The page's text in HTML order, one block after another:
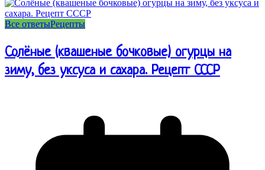
Все ответыРецепты
Солёные (квашеные бочковые) огурцы на
зиму, без уксуса и сахара. Рецепт СССР